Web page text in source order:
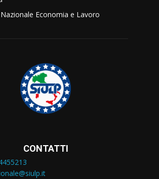
Economia e Lavoro
CONTATTI